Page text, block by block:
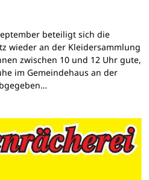
beteiligt sich die
wieder an der Kleidersammlung
zwischen 10 und 12 Uhr gute,
im Gemeindehaus an der